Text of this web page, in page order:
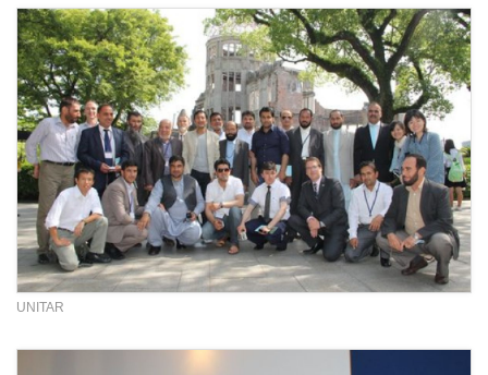
UNITAR